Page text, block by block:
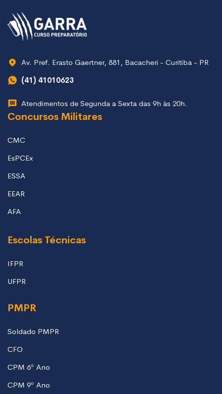
Av. Pref. Erasto Gaertner, 881, Bacacheri - Curitiba - PR
(41) 41010623
Atendimentos de Segunda a Sexta das 9h às 20h.
Concursos Militares
CMC
EsPCEx
ESSA
EEAR
AFA
Escolas Técnicas
IFPR
UFPR
PMPR
Soldado PMPR
CFO
CPM 6º Ano
CPM 9º Ano